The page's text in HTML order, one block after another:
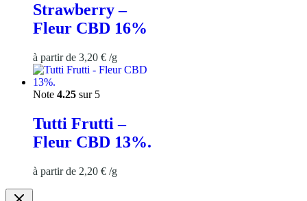
Strawberry –
Fleur CBD 16%
à partir de 3,20 € /g
Note 4.25 sur 5
Tutti Frutti –
Fleur CBD 13%.
à partir de 2,20 € /g